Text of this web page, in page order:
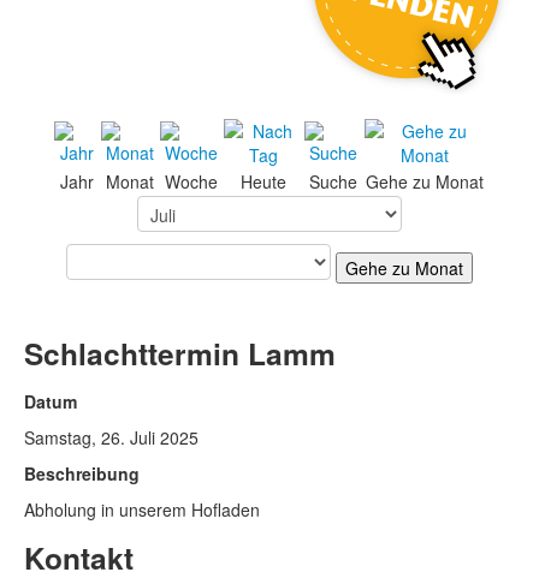
Jahr Monat Woche Heute Suche Gehe zu Monat
Gehe zu Monat
Schlachttermin Lamm
Datum
Samstag, 26. Juli 2025
Beschreibung
Abholung in unserem Hofladen
Kontakt